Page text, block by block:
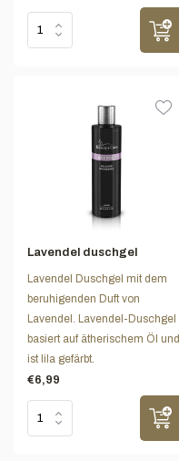
Lavendel duschgel
Lavendel Duschgel mit dem
beruhigenden Duft von
Lavendel. Lavendel-Duschgel
basiert auf ätherischem Öl und
ist lila gefärbt.
€6,99